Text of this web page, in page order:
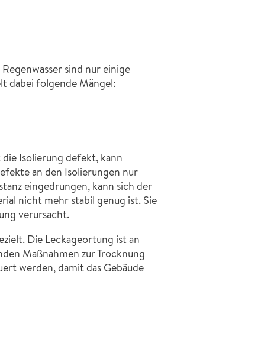
sind nur einige
dabei folgende Mängel:
Isolierung defekt, kann
an den Isolierungen nur
eingedrungen, kann sich der
nicht mehr stabil genug ist. Sie
verursacht.
Die Leckageortung ist an
Maßnahmen zur Trocknung
werden, damit das Gebäude